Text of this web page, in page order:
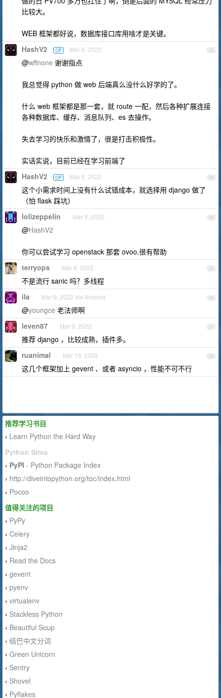
比较大。
WEB 框架都好说，数据库接口库用啥才是关键。
22
HashV2 OP Mar 9, 2022
@wffnone 谢谢指点
我总觉得 python 做 web 后端真么没什么好学的了。
什么 web 框架都是那一套，就 route 一配，然后各种扩展连接
各种数据库、缓存、消息队列、es 去操作。
失去学习的快乐和激情了，很是打击积极性。
实话实说，目前已经在学习前端了
23
HashV2 OP Mar 9, 2022
这个小需求时间上没有什么试错成本，就选择用 django 做了
（怕 flask 踩坑）
24
lolizeppelin Mar 9, 2022
@HashV2
你可以尝试学习 openstack 那套 ovoo,很有帮助
25
terryops Mar 9, 2022
不是流行 sanic 吗？多线程
26
ila Mar 9, 2022 via Android
@youngce 老法师啊
27
leven87 Mar 9, 2022
推荐 django ，比较成熟，插件多。
28
ruanimal Mar 10, 2022
这几个框架加上 gevent 、或者 asyncio ，性能不可不行
推荐学习书目
› Learn Python the Hard Way
Python Sites
› PyPI - Python Package Index
› http://diveintopython.org/toc/index.html
› Pocoo
值得关注的项目
› PyPy
› Celery
› Jinja2
› Read the Docs
› gevent
› pyenv
› virtualenv
› Stackless Python
› Beautiful Soup
› 结巴中文分词
› Green Unicorn
› Sentry
› Shovel
› Pyflakes